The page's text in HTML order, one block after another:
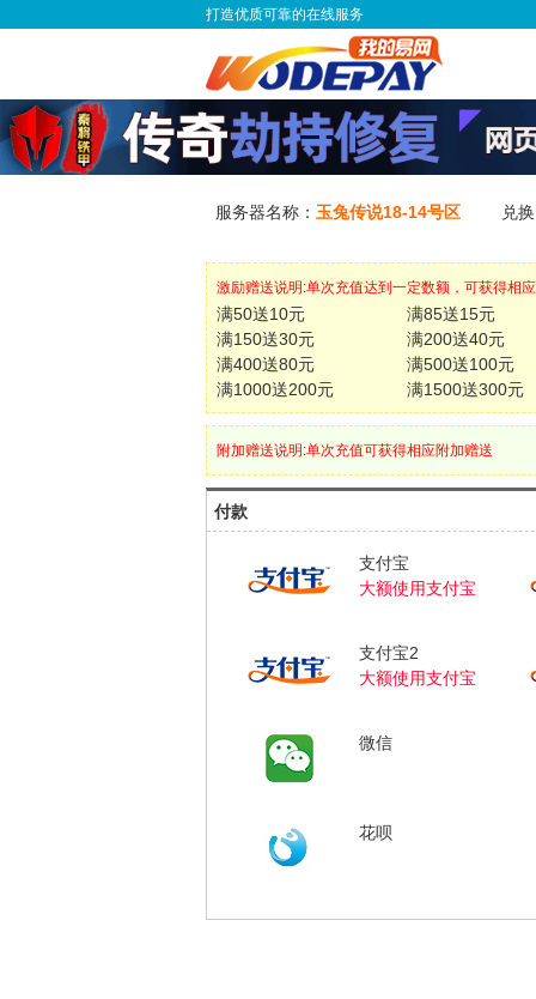
打造优质可靠的在线服务
服务器名称： 玉兔传说18-14号区 兑
激励赠送说明:单次充值达到一定数额，可获得相
满50送10元
满85送15元
满150送30元
满200送40元
满400送80元
满500送100元
满1000送200元
满1500送300元
附加赠送说明:单次充值可获得相应附加赠送
付款
支付宝
大额使用支付宝
支付宝2
大额使用支付宝
微信
花呗